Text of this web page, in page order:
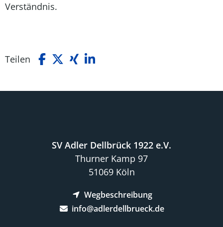
Verständnis.
Teilen
SV Adler Dellbrück 1922 e.V.
Thurner Kamp 97
51069 Köln
Wegbeschreibung
info@adlerdellbrueck.de